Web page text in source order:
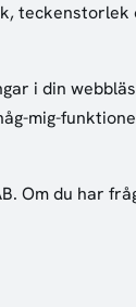
i din
mig-
Om du har